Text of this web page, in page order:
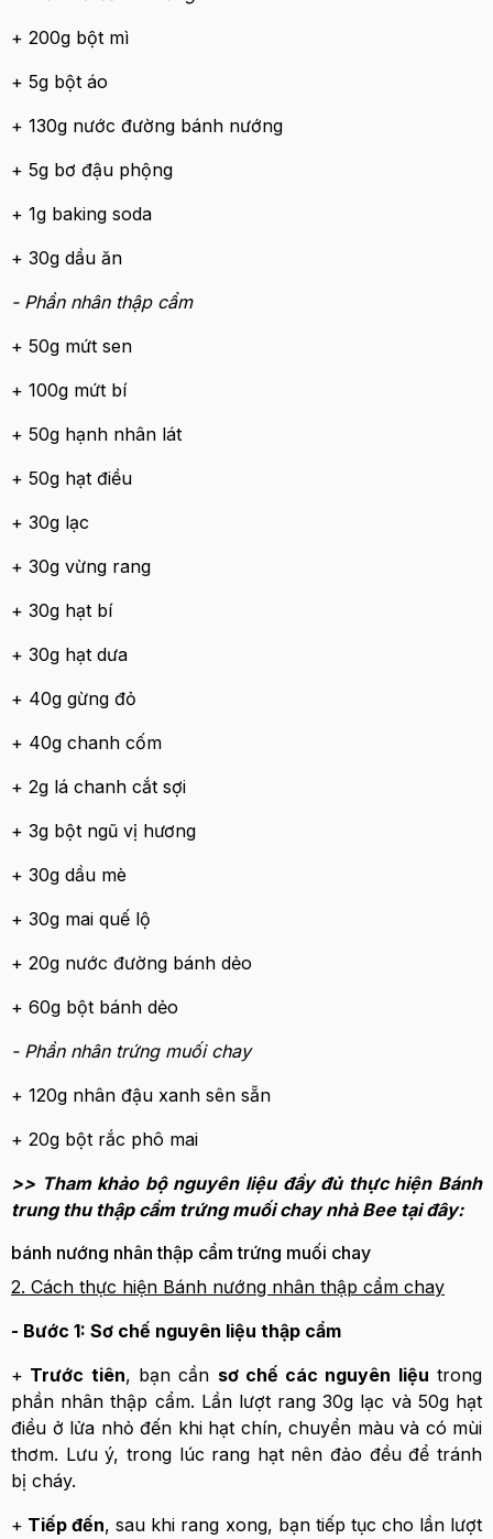
+ 200g bột mì
+ 5g bột áo
+ 130g nước đường bánh nướng
+ 5g bơ đậu phộng
+ 1g baking soda
+ 30g dầu ăn
- Phần nhân thập cẩm
+ 50g mứt sen
+ 100g mứt bí
+ 50g hạnh nhân lát
+ 50g hạt điều
+ 30g lạc
+ 30g vừng rang
+ 30g hạt bí
+ 30g hạt dưa
+ 40g gừng đỏ
+ 40g chanh cốm
+ 2g lá chanh cắt sợi
+ 3g bột ngũ vị hương
+ 30g dầu mè
+ 30g mai quế lộ
+ 20g nước đường bánh dẻo
+ 60g bột bánh dẻo
- Phần nhân trứng muối chay
+ 120g nhân đậu xanh sên sẵn
+ 20g bột rắc phô mai
>> Tham khảo bộ nguyên liệu đầy đủ thực hiện Bánh
trung thu thập cẩm trứng muối chay nhà Bee tại đây:
bánh nướng nhân thập cẩm trứng muối chay
2. Cách thực hiện Bánh nướng nhân thập cẩm chay
- Bước 1: Sơ chế nguyên liệu thập cẩm
+ Trước tiên, bạn cần sơ chế các nguyên liệu trong
phần nhân thập cẩm. Lần lượt rang 30g lạc và 50g hạt
điều ở lửa nhỏ đến khi hạt chín, chuyển màu và có mùi
thơm. Lưu ý, trong lúc rang hạt nên đảo đều để tránh
bị cháy.
+ Tiếp đến, sau khi rang xong, bạn tiếp tục cho lần lượt